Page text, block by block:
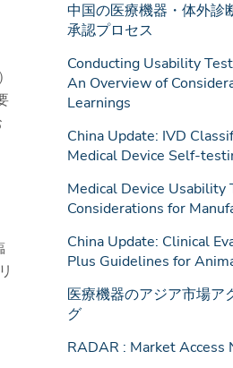
中国の医療機器・体外診
承認プロセス
Conducting Usability
An Overview of
Learnings
China Update: IVD
Medical Device Self-
Medical Device Usability
Considerations for
China Update: Clinical
Plus Guidelines for
医療機器のアジア市場ア
グ
RADAR : Market